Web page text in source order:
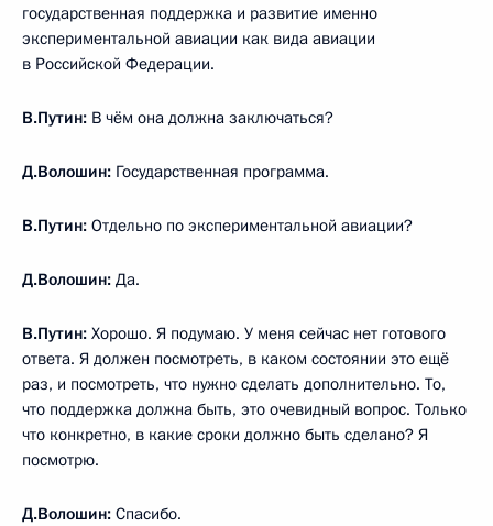
государственная поддержка и развитие именно
экспериментальной авиации как вида авиации
в Российской Федерации.
В.Путин: В чём она должна заключаться?
Д.Волошин: Государственная программа.
В.Путин: Отдельно по экспериментальной авиации?
Д.Волошин: Да.
В.Путин: Хорошо. Я подумаю. У меня сейчас нет готового
ответа. Я должен посмотреть, в каком состоянии это ещё
раз, и посмотреть, что нужно сделать дополнительно. То,
что поддержка должна быть, это очевидный вопрос. Только
что конкретно, в какие сроки должно быть сделано? Я
посмотрю.
Д.Волошин: Спасибо.